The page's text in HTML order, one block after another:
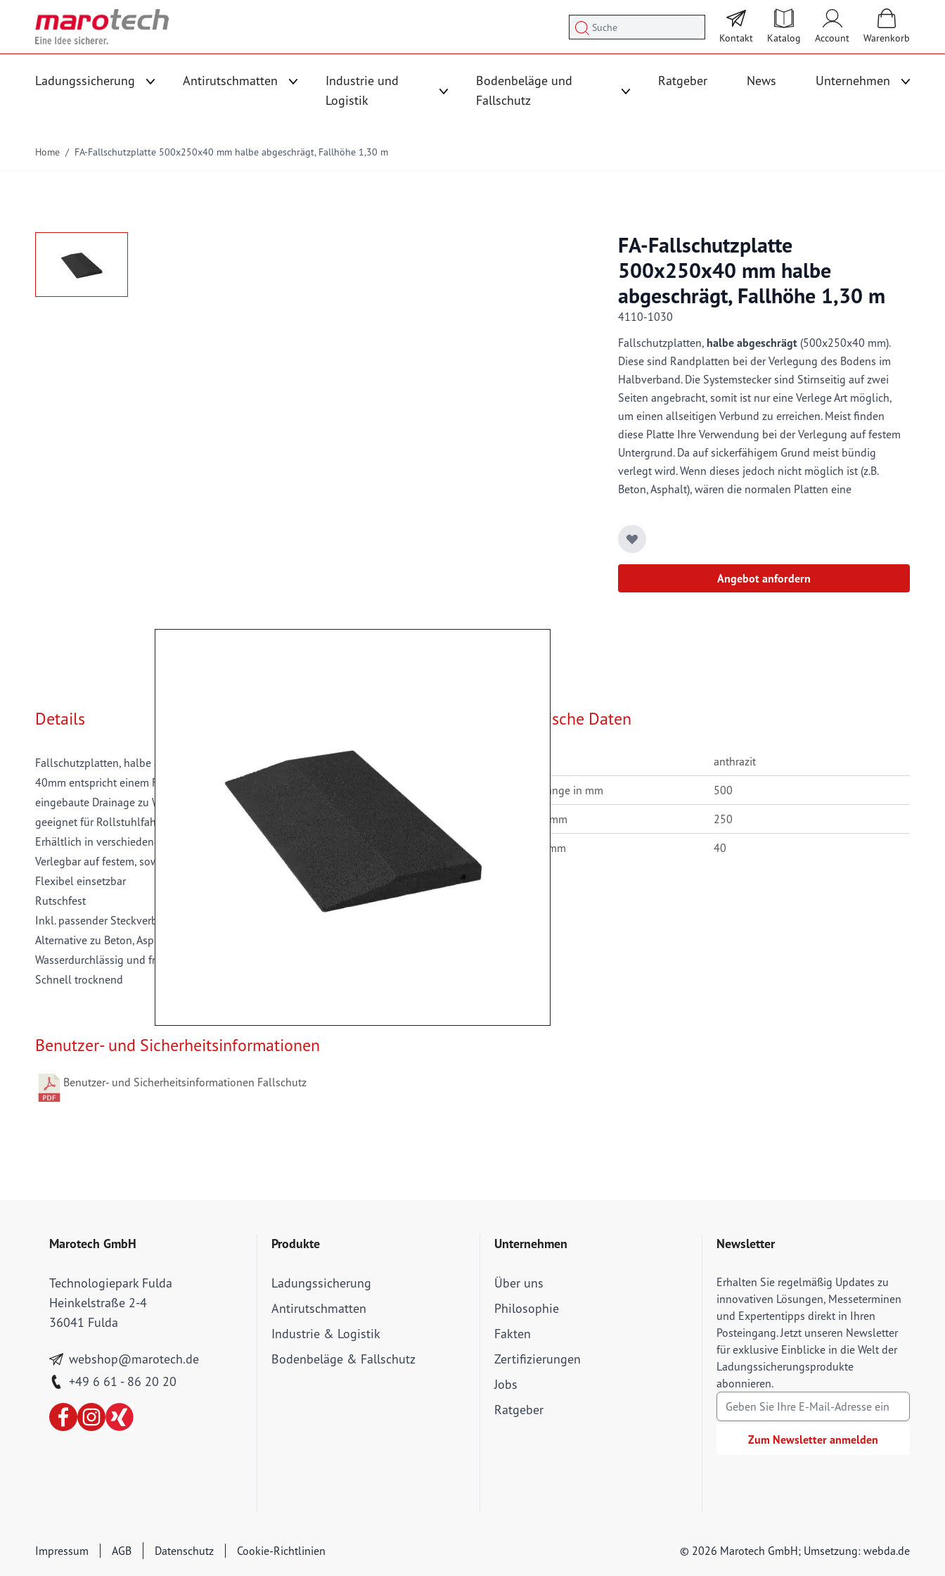
Kontakt Katalog Account Warenkorb
Ladungssicherung Antirutschmatten
Untermenü für Kategorie Antirutschmatten anzeigen
Industrie und
Logistik
Untermenü für Kategorie Industrie und Logistik anzeigen
Bodenbeläge und
Fallschutz
Ratgeber News Unternehmen
Home / FA-Fallschutzplatte 500x250x40 mm halbe abgeschrägt, Fallhöhe 1,30 m
Angebot anfordern
FA-Fallschutzplatte
500x250x40 mm halbe
abgeschrägt, Fallhöhe 1,30 m
4110-1030
Fallschutzplatten, halbe abgeschrägt (500x250x40 mm).
Diese sind Randplatten bei der Verlegung des Bodens im
Halbverband. Die Systemstecker sind Stirnseitig auf zwei
Seiten angebracht, somit ist nur eine Verlege Art möglich,
um einen allseitigen Verbund zu erreichen. Meist finden
diese Platte Ihre Verwendung bei der Verlegung auf festem
Untergrund. Da auf sickerfähigem Grund meist bündig
verlegt wird. Wenn dieses jedoch nicht möglich ist (z.B.
Beton, Asphalt), wären die normalen Platten eine
Sie einen sauberen Anstieg und verhindern somit die
Unfallgefahr. Die Schräge ist mit einem Fahrstuhl gut zu
befahren.
Details
Fallschutzplatten, halbe abgeschrägt
40mm entspricht einem Fallschutz von 1,3m gemäß EN1177
eingebaute Drainage zu Wasserabführung
geeignet für Rollstuhlfahrer
Erhältlich in verschiedenen Farben
Verlegbar auf festem, sowie sickerfähigem Untergrund
Flexibel einsetzbar
Rutschfest
Inkl. passender Steckverbinder
Alternative zu Beton, Asphalt usw.
Wasserdurchlässig und frostfest
Schnell trocknend
Technische Daten
anthrazit
Gesamtlänge in mm 500
Breite in mm 250
Höhe in mm 40
Benutzer- und Sicherheitsinformationen
Benutzer- und Sicherheitsinformationen Fallschutz
Marotech GmbH
Technologiepark Fulda
Heinkelstraße 2-4
36041 Fulda
webshop@marotech.de
+49 6 61 - 86 20 20
Produkte
Ladungssicherung
Antirutschmatten
Industrie & Logistik
Bodenbeläge & Fallschutz
Unternehmen
Über uns
Philosophie
Fakten
Zertifizierungen
Jobs
Ratgeber
Newsletter
Erhalten Sie regelmäßig Updates zu
innovativen Lösungen, Messeterminen
und Expertentipps direkt in Ihren
Posteingang. Jetzt unseren Newsletter
für exklusive Einblicke in die Welt der
Ladungssicherungsprodukte
abonnieren.
E-Mail Adresse
Zum Newsletter anmelden
Impressum AGB Datenschutz Cookie-Richtlinien © 2026 Marotech GmbH; Umsetzung:webda.de